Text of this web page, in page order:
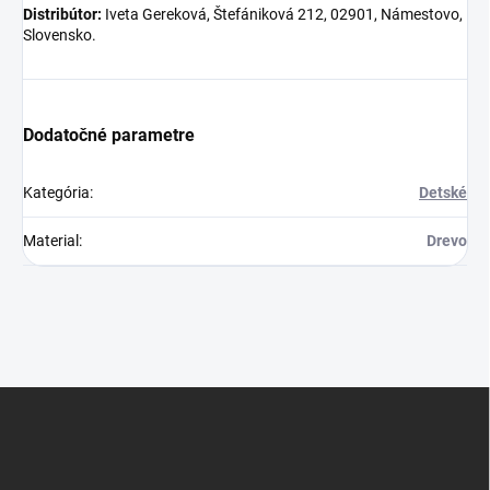
Distribútor: Iveta Gereková, Štefániková 212, 02901, Námestovo,
Slovensko.
Dodatočné parametre
Kategória: Detské
Material : Drevo